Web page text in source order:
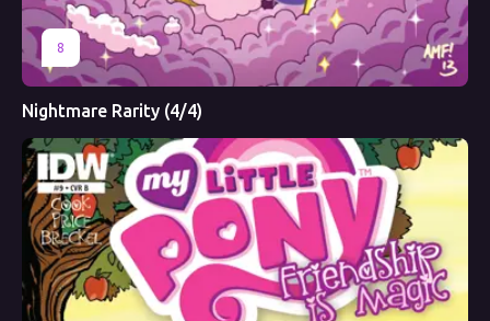
8
Nightmare Rarity (4/4)